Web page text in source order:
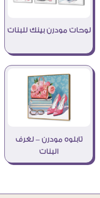
لوحات مودرن بينك للبنات
تابلوه مودرن – لغرف
البنات